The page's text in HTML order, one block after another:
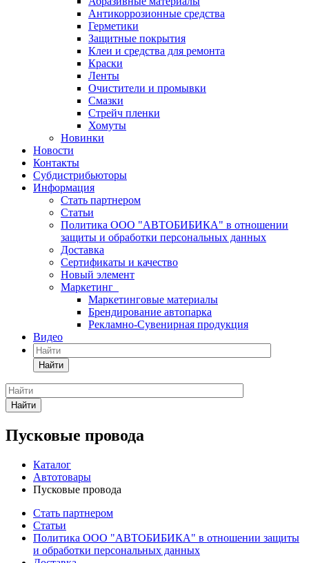
Антикоррозионные средства
Герметики
Защитные покрытия
Клеи и средства для ремонта
Краски
Ленты
Очистители и промывки
Смазки
Стрейч пленки
Хомуты
Новинки
Новости
Контакты
Субдистрибьюторы
Информация
Стать партнером
Статьи
Политика ООО "АВТОБИБИКА" в отношении
защиты и обработки персональных данных
Доставка
Сертификаты и качество
Новый элемент
Маркетинг
Маркетинговые материалы
Брендирование автопарка
Рекламно-Сувенирная продукция
Видео
Найти
Найти
Пусковые провода
Каталог
Автотовары
Пусковые провода
Стать партнером
Статьи
Политика ООО "АВТОБИБИКА" в отношении защиты
и обработки персональных данных